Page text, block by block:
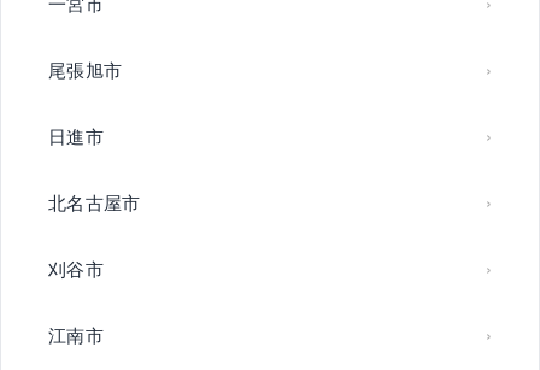
尾張旭市
日進市
北名古屋市
刈谷市
江南市